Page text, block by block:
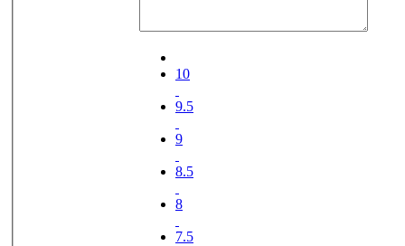
10
9.5
9
8.5
8
7.5